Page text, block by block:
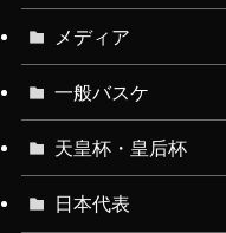
メディア
一般バスケ
天皇杯・皇后杯
日本代表